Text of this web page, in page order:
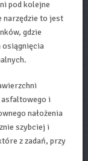
pod kolejne
narzędzie to jest
gdzie
osiągnięcia
i
nałożenia
szybciej i
z zadań, przy